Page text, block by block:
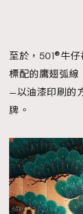
至於，501®牛
標配的鷹翅弧線
—以油漆印刷的
牌。